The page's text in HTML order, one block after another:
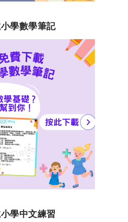
學數學筆記
學中文練習